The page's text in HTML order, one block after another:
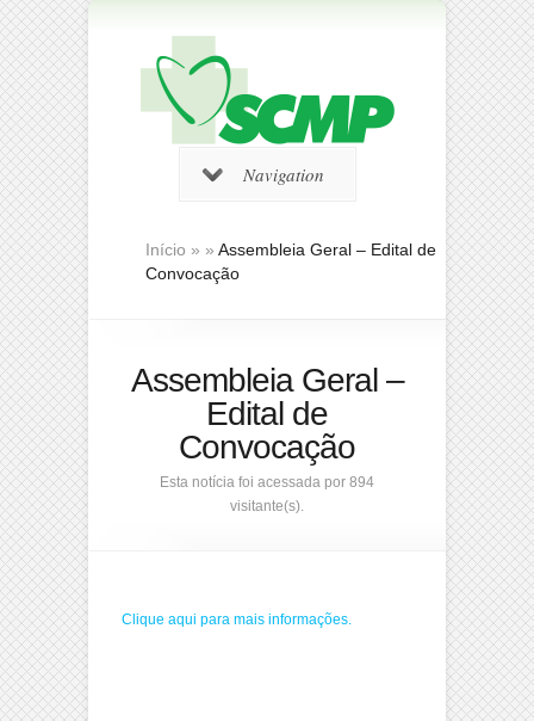
Navigation
Início » » Assembleia Geral – Edital de
Convocação
Assembleia Geral –
Edital de
Convocação
Esta notícia foi acessada por 894
visitante(s).
Clique aqui para mais informações.